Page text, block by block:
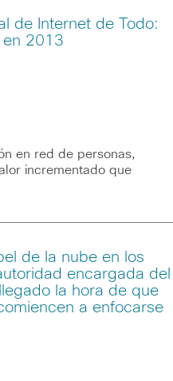
de Internet de Todo:
en 2013
en red de personas,
incrementado que
de la nube en los
encargada del
la hora de que
a enfocarse